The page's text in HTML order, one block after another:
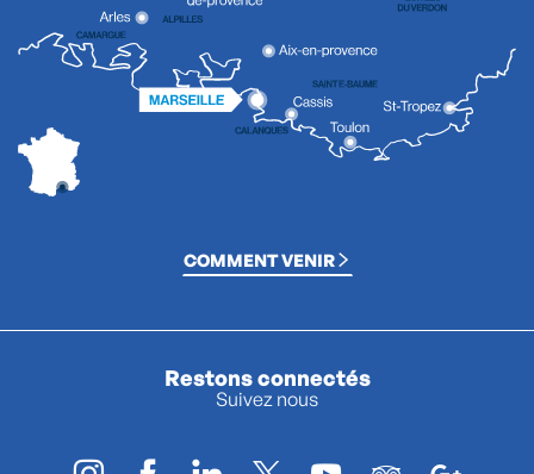
COMMENT VENIR
Restons connectés
Suivez nous